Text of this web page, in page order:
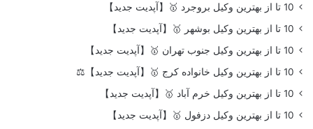
10 تا از بهترین وکیل بروجرد 🥇【آپدیت جدید】
10 تا از بهترین وکیل بوشهر 🥇【آپدیت جدید】
10 تا از بهترین وکیل جنوب تهران 🥇【آپدیت جدید】
10 تا از بهترین وکیل خانواده کرج 🥇【آپدیت جدید】⚖️
10 تا از بهترین وکیل خرم آباد 🥇【آپدیت جدید】
10 تا از بهترین وکیل دزفول 🥇【آپدیت جدید】